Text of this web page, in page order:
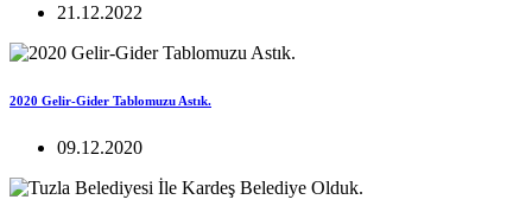
21.12.2022
2020 Gelir-Gider Tablomuzu Astık.
09.12.2020